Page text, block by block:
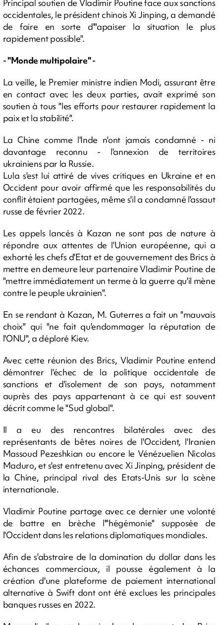
Principal soutien de Vladimir Poutine face aux sanctions
occidentales, le président chinois Xi Jinping, a demandé
de faire en sorte d'"apaiser la situation le plus
rapidement possible".
- "Monde multipolaire" -
La veille, le Premier ministre indien Modi, assurant être
en contact avec les deux parties, avait exprimé son
soutien à tous "les efforts pour restaurer rapidement la
paix et la stabilité".
La Chine comme l'Inde n'ont jamais condamné - ni
davantage reconnu - l'annexion de territoires
ukrainiens par la Russie.
Lula s'est lui attiré de vives critiques en Ukraine et en
Occident pour avoir affirmé que les responsabilités du
conflit étaient partagées, même s'il a condamné l'assaut
russe de février 2022.
Les appels lancés à Kazan ne sont pas de nature à
répondre aux attentes de l'Union européenne, qui a
exhorté les chefs d'Etat et de gouvernement des Brics à
mettre en demeure leur partenaire Vladimir Poutine de
"mettre immédiatement un terme à la guerre qu'il mène
contre le peuple ukrainien".
En se rendant à Kazan, M. Guterres a fait un "mauvais
choix" qui "ne fait qu'endommager la réputation de
l'ONU", a déploré Kiev.
Avec cette réunion des Brics, Vladimir Poutine entend
démontrer l'échec de la politique occidentale de
sanctions et d'isolement de son pays, notamment
auprès des pays appartenant à ce qui est souvent
décrit comme le "Sud global".
Il a eu des rencontres bilatérales avec des
représentants de bêtes noires de l'Occident, l'Iranien
Massoud Pezeshkian ou encore le Vénézuelien Nicolas
Maduro, et s'est entretenu avec Xi Jinping, président de
la Chine, principal rival des Etats-Unis sur la scène
internationale.
Vladimir Poutine partage avec ce dernier une volonté
de battre en brèche l'"hégémonie" supposée de
l'Occident dans les relations diplomatiques mondiales.
Afin de s'abstraire de la domination du dollar dans les
échances commerciaux, il pousse également à la
création d'une plateforme de paiement international
alternative à Swift dont ont été exclues les principales
banques russes en 2022.